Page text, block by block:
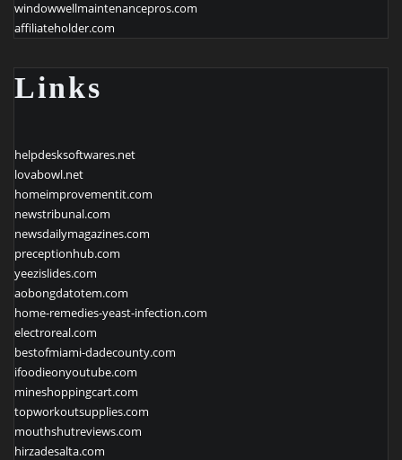
windowwellmaintenancepros.com
affiliateholder.com
Links
helpdesksoftwares.net
lovabowl.net
homeimprovementit.com
newstribunal.com
newsdailymagazines.com
preceptionhub.com
yeezislides.com
aobongdatotem.com
home-remedies-yeast-infection.com
electroreal.com
bestofmiami-dadecounty.com
ifoodieonyoutube.com
mineshoppingcart.com
topworkoutsupplies.com
mouthshutreviews.com
hirzadesalta.com